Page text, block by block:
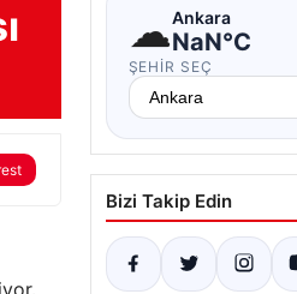
☁Ankara
NaN°C
ŞEHIR SEÇ
Bizi Takip Edin